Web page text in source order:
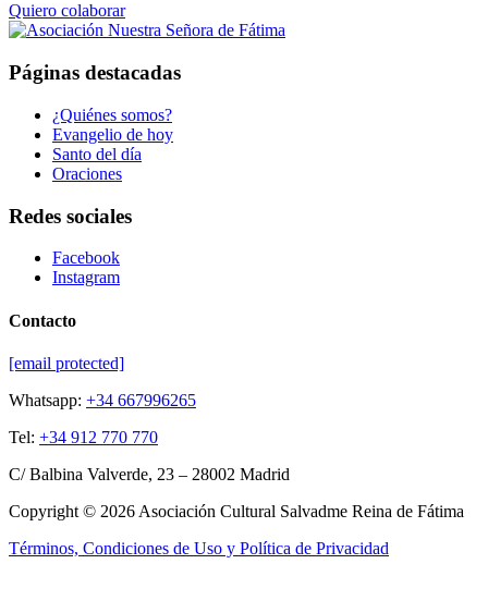
Quiero colaborar
Páginas destacadas
¿Quiénes somos?
Evangelio de hoy
Santo del día
Oraciones
Redes sociales
Facebook
Instagram
Contacto
[email protected]
Whatsapp: +34 667996265
Tel: +34 912 770 770
C/ Balbina Valverde, 23 – 28002 Madrid
Copyright © 2026 Asociación Cultural Salvadme Reina de Fátima
Términos, Condiciones de Uso y Política de Privacidad